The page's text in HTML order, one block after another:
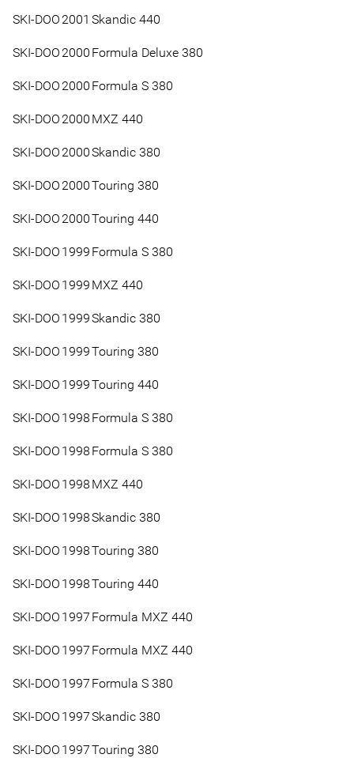
SKI-DOO 2001 Skandic 440
SKI-DOO 2000 Formula Deluxe 380
SKI-DOO 2000 Formula S 380
SKI-DOO 2000 MXZ 440
SKI-DOO 2000Skandic 380
SKI-DOO 2000Touring 380
SKI-DOO 2000Touring 440
SKI-DOO 1999 Formula S 380
SKI-DOO 1999 MXZ 440
SKI-DOO 1999Skandic 380
SKI-DOO 1999Touring 380
SKI-DOO 1999Touring 440
SKI-DOO 1998 Formula S 380
SKI-DOO 1998 Formula S 380
SKI-DOO 1998 MXZ 440
SKI-DOO 1998Skandic 380
SKI-DOO 1998Touring 380
SKI-DOO 1998Touring 440
SKI-DOO 1997 Formula MXZ 440
SKI-DOO 1997 Formula MXZ 440
SKI-DOO 1997 Formula S 380
SKI-DOO 1997Skandic 380
SKI-DOO 1997Touring 380